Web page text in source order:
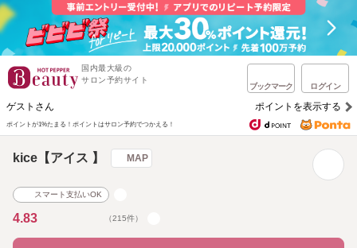
国内最大級の
サロン予約サイト
ブックマーク ログイン
ゲストさん ポイントを表示する
ポイントが1%たまる！ ポイントはサロン予約でつかえる！
kice【アイス 】 MAP
スマート支払いOK
4.83 （215件）